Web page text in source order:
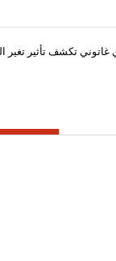
ماتيلدي غاتوني تكشف